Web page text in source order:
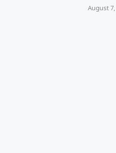
August 7,